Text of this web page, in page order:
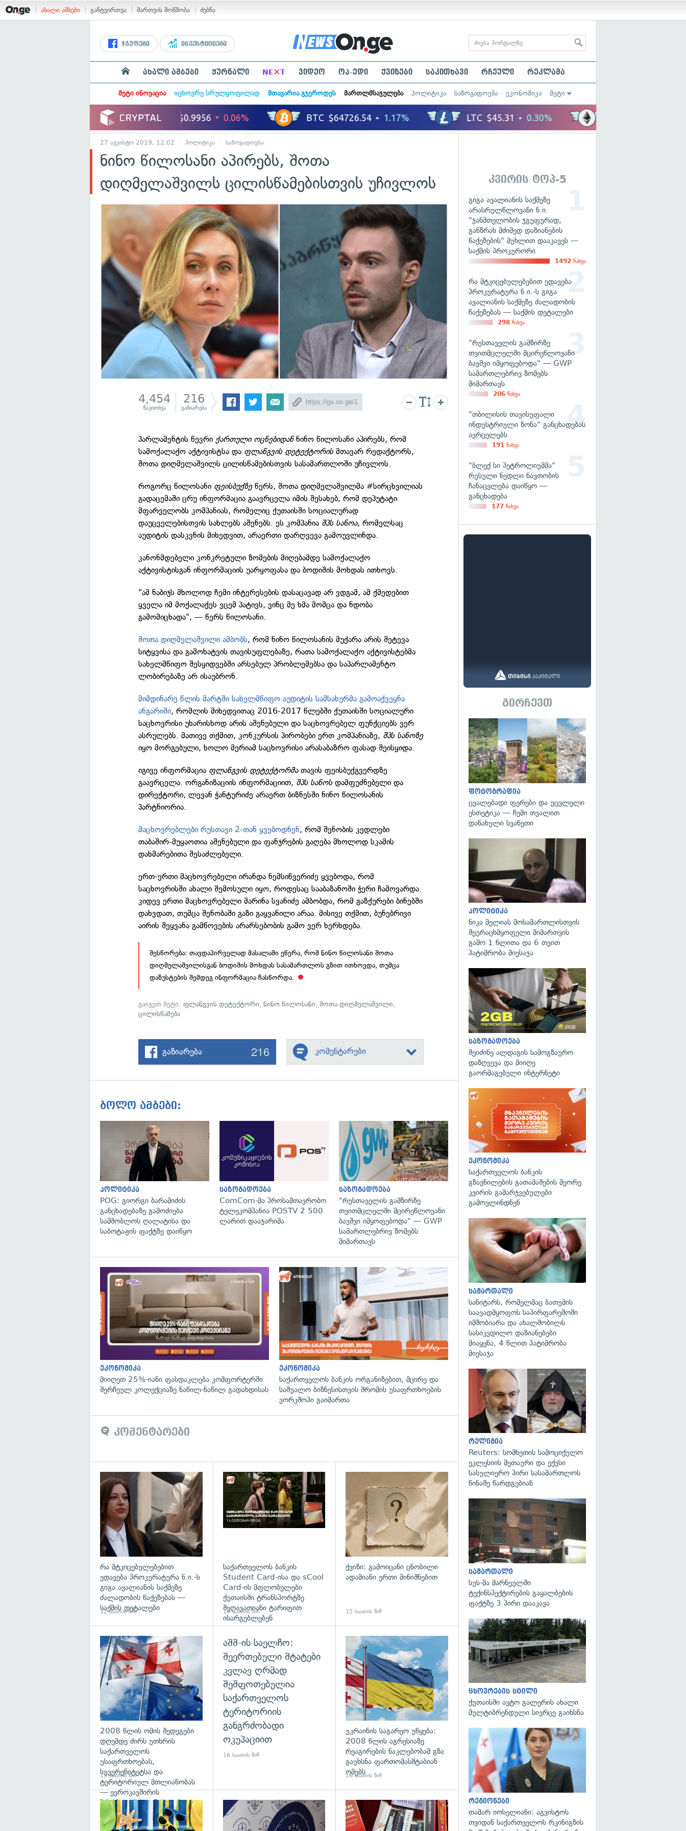
ახალი ამბები განტვირთვა მართვის მოწმობა ძებნა
ჯგუფები ინვესტიციები
ახალი ამბები ჟურნალი NE×T ვიდეო ოპ-ედი ქვიზები საკითხავი რჩეული რეკლამა
მეტი ინოვაცია იცხოვრე სრულყოფილად მთავარია გჯეროდეს მართლმსაჯულება პოლიტიკა საზოგადოება ეკონომიკა მეტი
27 აგვისტო 2019, 12:02 პოლიტიკა საზოგადოება
ნინო წილოსანი აპირებს, შოთა
დიღმელაშვილს ცილისწამებისთვის უჩივლოს
4,454
წაკითხვა
216
გაზიარება
პარლამენტის წევრიქართული ოცნებიდანნინო წილოსანი აპირებს, რომ
სამოქალაქო აქტივისტსა და ფლანგვის დეტექტორისმთავარ რედაქტორს,
შოთა დიღმელაშვილს ცილისწამებისთვის სასამართლოში უჩივლოს.
როგორც წილოსანი ფეისბუქზეწერს, შოთა დიღმელაშვილმა #სირცხვილიას
გადაცემაში ცრუ ინფორმაცია გაავრცელა იმის შესახებ, რომ დეპუტატი
მფარველობს კომპანიას, რომელიც ქუთაისში სოციალურად
დაუცველებისთვის სახლებს აშენებს. ეს კომპანია შპს სანოა, რომელსაც
აუდიტის დასკვნის მიხედვით, არაერთი დარღვევა გამოუვლინდა.
კანონმდებელი კონკრეტული ზომების მიღებამდე სამოქალაქო
აქტივისტისგან ინფორმაციის უარყოფასა და ბოდიშის მოხდას ითხოვს.
"ამ ნაბიჯს მხოლოდ ჩემი ინტერესების დასაცავად არ ვდგამ, ამ ქმედებით
ყველა იმ მოქალაქეს ვცემ პატივს, ვინც მე ხმა მომცა და ნდობა
გამომიცხადა", — წერს წილოსანი.
შოთა დიღმელაშვილი ამბობს, რომ ნინო წილოსანის მუქარა არის შეტევა
სიტყვისა და გამოხატვის თავისუფლებაზე, რათა სამოქალაქო აქტივისტებმა
სახელმწიფო შესყიდვებში არსებულ პრობლემებსა და საპარლამენტო
ლობირებაზე არ ისაუბრონ.
მიმდინარე წლის მარტში სახელმწიფო აუდიტის სამსახურმა გამოაქვეყნა
ანგარიში, რომლის მიხედვითაც 2016-2017 წლებში ქუთაისში სოციალური
საცხოვრისი უხარისხოდ არის აშენებული და საცხოვრებელ ფუნქციებს ვერ
ასრულებს. მათივე თქმით, კონკურსის პირობები ერთ კომპანიაზე, შპს სანოზე
იყო მორგებული, ხოლო მერიამ საცხოვრისი არასაბაზრო ფასად შეისყიდა.
იგივე ინფორმაცია ფლანგვის დეტექტორმათავის ფეისბუქგვერდზე
გაავრცელა. ორგანიზაციის ინფორმაციით, შპს სანოსდამფუძნებელი და
დირექტორი, ლევან ჭანტურიძე არაერთ ბიზნესში ნინო წილოსანის
პარტნიორია.
მაცხოვრებლები რუსთავი 2-თან ყვებოდნენ, რომ შენობის კედლები
თაბაშირ-მუყაოთია აშენებული და ფანჯრების გაღება მხოლოდ სკამის
დახმარებითა შესაძლებელი.
ერთ-ერთი მაცხოვრებელი ირანდა ნემსიწვერიძე ყვებოდა, რომ
საცხოვრისში ახალი შემოსული იყო, როდესაც სააბაზანოში ჭერი ჩამოვარდა.
კიდევ ერთი მაცხოვრებელი მარინა სვანიძე ამბობდა, რომ გაზქურები ბინებში
დახვდათ, თუმცა შენობაში გაზი გაყვანილი არაა. მისივე თქმით, ბუნებრივი
აირის შეყვანა გამწოვების არარსებობის გამო ვერ ხერხდება.
შესწორება: თავდაპირველად მასალაში ეწერა, რომ ნინო წილოსანი შოთა
დიღმელაშვილისგან ბოდიშის მოხდას სასამართლოს გზით ითხოვდა, თუმცა
დაზუსტების შემდეგ ინფორმაცია ჩასწორდა.
გაიგეთ მეტი:ფლანგვის დეტექტორი,ნინო წილოსანი,შოთა დიღმელაშვილი,
ცილისწამება
გაზიარება 216 კომენტარები
ბოლო ამბები:
პოლიტიკა
POG: გიორგი ბარამიძის
განცხადებაზე გამოძიება
სამშობლოს ღალატისა და
საბოტაჟის ფაქტზე დაიწყო
გადახედვა
საზოგადოება
ComCom-მა პროსამთავრობო
ტელეკომპანია POSTV 2 500
ლარით დააჯარიმა
გადახედვა
საზოგადოება
"რუსთაველის გამზირზე
თვითმცლელში მცირეწლოვანი
ბავშვი იმყოფებოდა" — GWP
სამართლებრივ ზომებს
მიმართავს
ეკონომიკა
მიიღეთ 25%-იანი ფასდაკლება კომფორტერში
შერჩეულ კოლექციაზე ნაწილ-ნაწილ გადახდისას
ეკონომიკა
საქართველოს ბანკის ორგანიზებით, მცირე და
საშუალო ბიზნესისთვის შრომის უსაფრთხოების
ვორკშოპი გაიმართა
კომენტარები
გადახედვა
რა მტკიცებულებებით
ედავება პროკურატურა ნ.ი.-ს
გიგა ავალიანის საქმეზე
ძალადობის წაქეზებას —
საქმის დეტალები
12 საათის წინ
საქართველოს ბანკის
Student Card-ისა და sCool
Card-ის მფლობელები
ქუთაისში ტრანსპორტზე
შეღავათიანი ტარიფით
ისარგებლებენ
14 საათის წინ
ქვიზი: გამოიცანი ცნობილი
ადამიანი ერთი მინიშნებით
15 საათის წინ
გადახედვა
2008 წლის ომის შედეგები
დღემდე ძირს უთხრის
საქართველოს
უსაფრთხოებას,
სუვერენიტეტსა და
ტერიტორიულ მთლიანობას
— ევროკავშირის
პრესპიკერის განცხადება
15 საათის წინ
აშშ-ის საელჩო:
შეერთებული შტატები
კვლავ ღრმად
შეშფოთებულია
საქართველოს
ტერიტორიის
განგრძობადი
ოკუპაციით
16 საათის წინ
გადახედვა
უკრაინის საგარეო უწყება:
2008 წლის აგრესიაზე
რეაგირების ნაკლებობამ გზა
გაუხსნა ფართომასშტაბიან
ომებს
16 საათის წინ
გადახედვა გადახედვა გადახედვა
კვირის ტოპ-5
გიგა ავალიანის საქმეზე
არასრულწლოვანი ნ.ი.
"ჯანმთელობის ჯგუფურად,
განზრახ მძიმედ დაზიანების
წაქეზების" მუხლით დააკავეს —
საქმის პროკურორი
1492 ნახვა
რა მტკიცებულებებით ედავება
პროკურატურა ნ.ი.-ს გიგა
ავალიანის საქმეზე ძალადობის
წაქეზებას — საქმის დეტალები
298 ნახვა
"რუსთაველის გამზირზე
თვითმცლელში მცირეწლოვანი
ბავშვი იმყოფებოდა" — GWP
სამართლებრივ ზომებს
მიმართავს
206 ნახვა
"თბილისის თავისუფალი
ინდუსტრიული ზონა" განცხადებას
ავრცელებს
191 ნახვა
"ბლექ სი პეტროლიუმმა"
რუსული ნედლი ნავთობის
ჩანაცვლება დაიწყო —
განცხადება
177 ნახვა
გირჩევთ
ფოტოგრაფია
ცვალებადი ფერები და უცვლელი
ესთეტიკა — ჩემი თვალით
დანახული სვანეთი
პოლიტიკა
ნიკა მელიას მოსამართლისთვის
შეურაცხმყოფელი მიმართვის
გამო 1 წლითა და 6 თვით
პატიმრობა მიესაჯა
საზოგადოება
შეიძინე ალდაგის სამოგზაურო
დაზღვევა და მიიღე
გაორმაგებული ინტერნეტი
ეკონომიკა
საქართველოს ბანკის
გზავნილების გათამაშების მეორე
კვირის გამარჯვებულები
გამოვლინდნენ
სამართალი
სანიტარს, რომელმაც ბათუმის
საავადმყოფოს საპირფარეშოში
იმშობიარა და ახალშობილს
სასიკვდილო დაზიანებები
მიაყენა, 4 წლით პატიმრობა
მიესაჯა
რელიგია
Reuters: სომხეთის სამოციქულო
ეკლესიის მეთაური და ექვსი
სასულიერო პირი სასამართლოს
წინაშე წარდგებიან
სამართალი
სუს-მა მარნეულში
ტექინსპექტირების გაყალბების
ფაქტზე 3 პირი დააკავა
ცხოვრების სტილი
ქუთაისში ავტო გალერის ახალი
მულტიბრენდული სივრცე გაიხსნა
რეგიონები
თამარ იოსელიანი: აგვისტოს
თვიდან საქართველოს რკინიგზის